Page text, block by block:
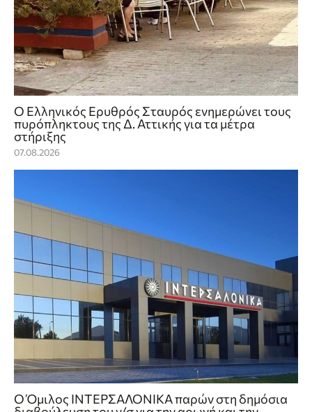
Ο Ελληνικός Ερυθρός Σταυρός ενημερώνει τους
πυρόπληκτους της Δ. Αττικής για τα μέτρα
στήριξης
07.08.2026
Ο Όμιλος ΙΝΤΕΡΣΑΛΟΝΙΚΑ παρών στη δημόσια